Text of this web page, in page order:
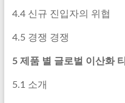
4.4 신규 진입자의 위협
4.5 경쟁 경쟁
5 제품 별 글로벌 이산화
5.1 소개